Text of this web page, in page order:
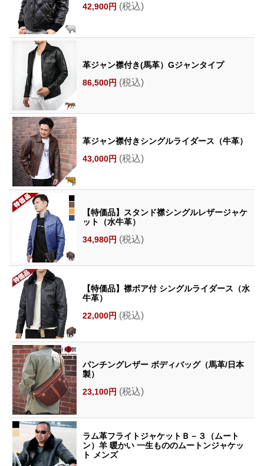
42,900円 (税込)
革ジャン襟付き(馬革）Gジャンタイプ
86,500円 (税込)
革ジャン襟付きシングルライダース（牛革）
43,000円 (税込)
【特価品】スタンド襟シングルレザージャケ
ット（水牛革）
34,980円 (税込)
【特価品】襟ボア付 シングルライダース（水
牛革）
22,000円 (税込)
パンチングレザー ボディバッグ（馬革/日本
製）
23,100円 (税込)
ラム革フライトジャケットＢ－３（ムート
ン）羊 暖かい 一生もののムートンジャケッ
ト メンズ